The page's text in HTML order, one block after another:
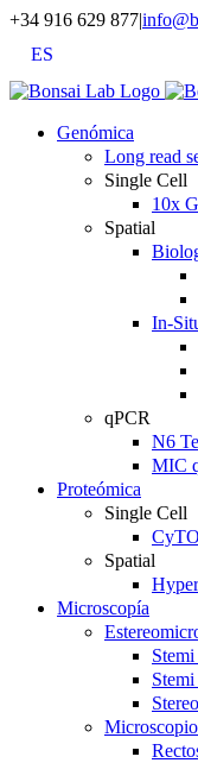
Saltar
contenido
+34 916 629 877|
ES
X
LinkedIn
YouTube
Genómica
Long read
Single Cell
10x
Spatial
In-
qPCR
N6
MIC
Proteómica
Single Cell
Spatial
Microscopía